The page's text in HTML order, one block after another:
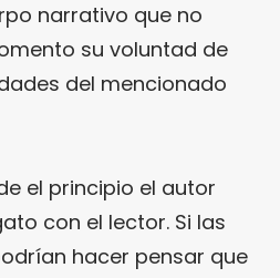
narrativo que no
su voluntad de
del mencionado
el principio el autor
con el lector. Si las
hacer pensar que